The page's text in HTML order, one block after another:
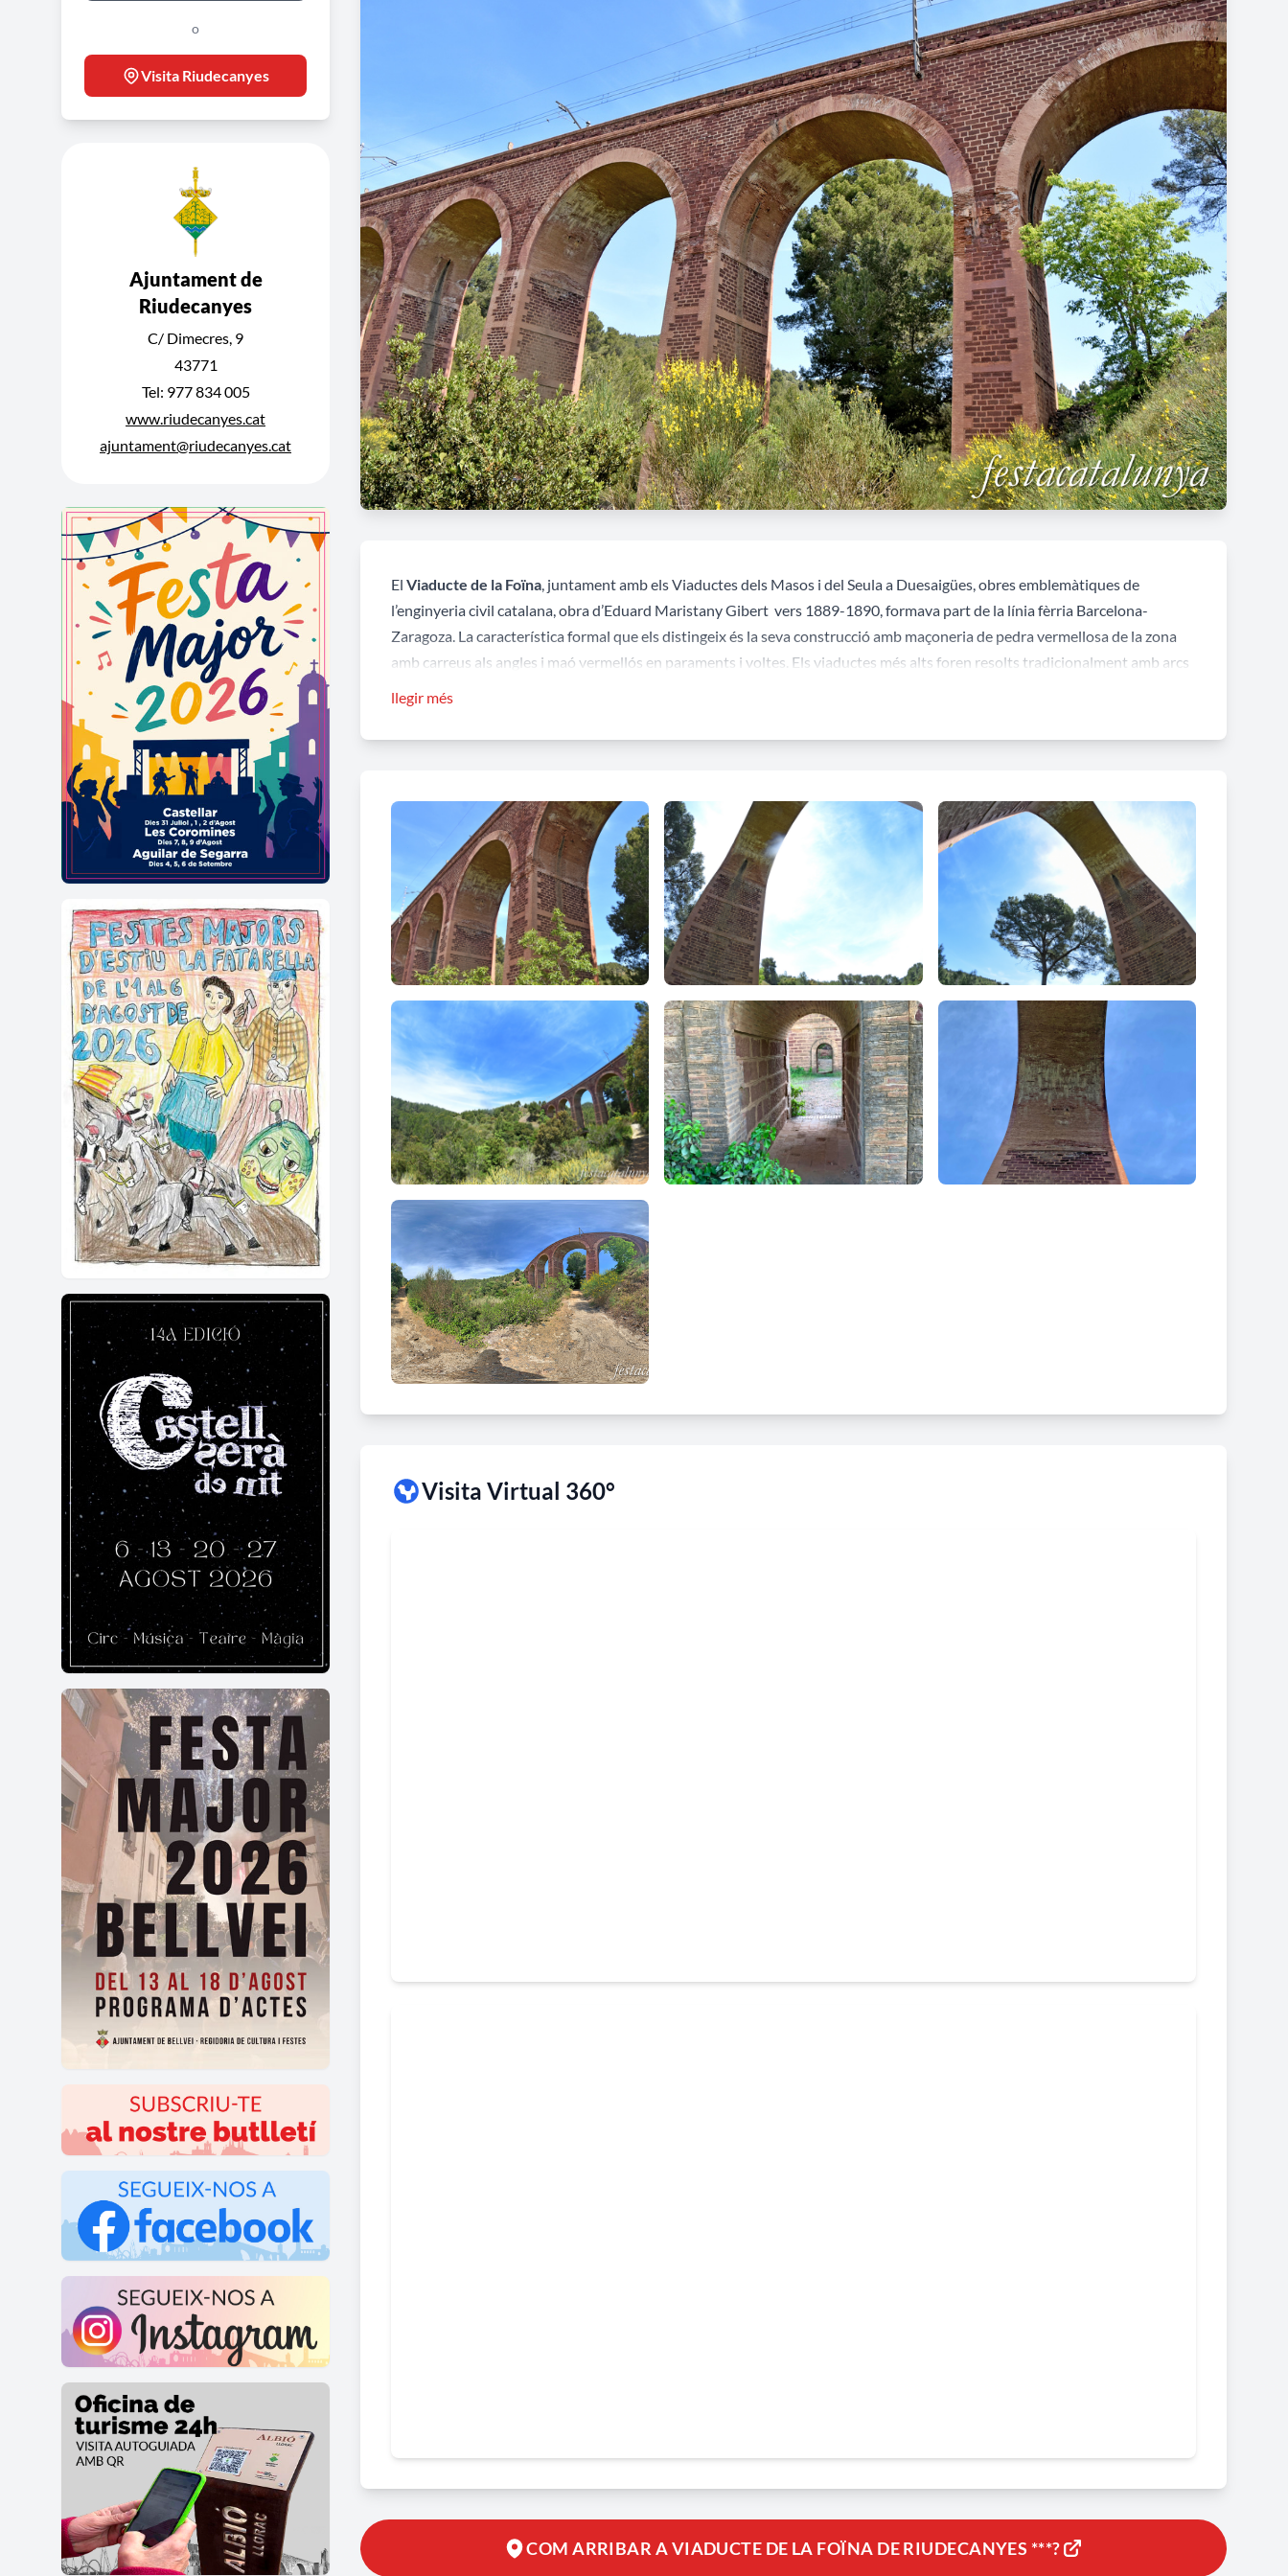
o
Visita Riudecanyes
Ajuntament de
Riudecanyes
C/ Dimecres, 9
43771
Tel: 977 834 005
www.riudecanyes.cat
ajuntament@riudecanyes.cat
El Viaducte de la Foïna , juntament amb els Viaductes dels Masos i del Seula a Duesaigües, obres emblemàtiques de
l’enginyeria civil catalana, obra d’Eduard Maristany Gibert vers 1889-1890, formava part de la línia fèrria Barcelona-
Zaragoza. La característica formal que els distingeix és la seva construcció amb maçoneria de pedra vermellosa de la zona
amb carreus als angles i maó vermellós en paraments i voltes. Els viaductes més alts foren resolts tradicionalment amb arcs
A les primitives línies de ferrocarril de la primera meitat del segle XIX, la pedra va constituir el material de referència per a la
aquelles que requerien les càrregues dels antics camins i calçades, el seu disseny i tècniques de construcció no van requerir
cap canvi qualitatiu per a adaptar-se a les majors exigències. Així, la major part de la càrrega que han de resistir els ponts de
pedra correspon al seu propi pes. El gran increment de càrrega variable que suposa el tren no implica una variació dràstica
de la càrrega total, com sí succeïa amb els arcs de fusta o fosa, molt més lleugers.
En aquests primers anys es van construir ponts de pedra per milers, procés que va continuar al llarg de tot el segle, encara
que progressivament el seu ús va anar retrocedint gradualment pel desenvolupament de la siderúrgia: tot i així, al llarg del
segle XIX es van seguir erigint grans viaductes de pedra. Encara són molt nombrosos els que segueixen donant servei a les
línies fèrries. Amb l’aparició de l’acer i el formigó a partir de començament de segle XX, aquesta tipologia de ponts va caure
en desús. Tot i així van seguir realitzant-se de forma esporàdica al llarg de tot el segle.
Tots els ponts de pedra requerien ponts previs de fusta que suportessin la volta durant la seva construcció. En els més alts,
les cimbres havien de construir-se sobre les pròpies piles ja aixecades, on es deixaven carreus que sobresortien o buits per
l’encastament de mènsules provisionals de fusta que encara es veuen o intueixen en molts d’ells.
llegir més
Visita Virtual 360°
COM ARRIBAR A VIADUCTE DE LA FOÏNA DE RIUDECANYES ***?